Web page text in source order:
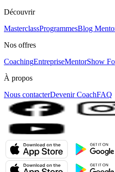
Découvrir
MasterclassProgrammesBlog
Nos offres
CoachingEntrepriseMentorShow
À propos
Nous contacterDevenir CoachFAQ